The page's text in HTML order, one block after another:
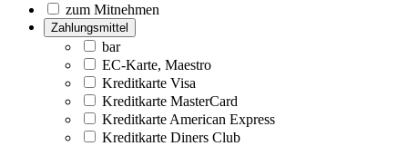
zum Mitnehmen
Zahlungsmittel
bar
EC-Karte, Maestro
Kreditkarte Visa
Kreditkarte MasterCard
Kreditkarte American Express
Kreditkarte Diners Club